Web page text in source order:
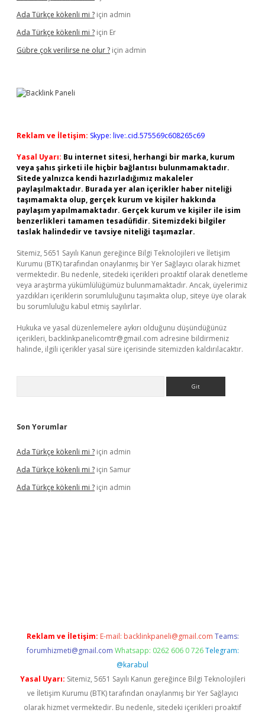
Ada Türkçe kökenli mi ? için admin
Ada Türkçe kökenli mi ? için Er
Gübre çok verilirse ne olur ? için admin
Reklam ve İletişim: Skype: live:.cid.575569c608265c69
Yasal Uyarı: Bu internet sitesi, herhangi bir marka, kurum
veya şahıs şirketi ile hiçbir bağlantısı bulunmamaktadır.
Sitede yalnızca kendi hazırladığımız makaleler
paylaşılmaktadır. Burada yer alan içerikler haber niteliği
taşımamakta olup, gerçek kurum ve kişiler hakkında
paylaşım yapılmamaktadır. Gerçek kurum ve kişiler ile isim
benzerlikleri tamamen tesadüfidir. Sitemizdeki bilgiler
taslak halindedir ve tavsiye niteliği taşımazlar.
Sitemiz, 5651 Sayılı Kanun gereğince Bilgi Teknolojileri ve İletişim
Kurumu (BTK) tarafından onaylanmış bir Yer Sağlayıcı olarak hizmet
vermektedir. Bu nedenle, sitedeki içerikleri proaktif olarak denetleme
veya araştırma yükümlülüğümüz bulunmamaktadır. Ancak, üyelerimiz
yazdıkları içeriklerin sorumluluğunu taşımakta olup, siteye üye olarak
bu sorumluluğu kabul etmiş sayılırlar.
Hukuka ve yasal düzenlemelere aykırı olduğunu düşündüğünüz
içerikleri, backlinkpanelicomtr@gmail.com adresine bildirmeniz
halinde, ilgili içerikler yasal süre içerisinde sitemizden kaldırılacaktır.
Son Yorumlar
Ada Türkçe kökenli mi ? için admin
Ada Türkçe kökenli mi ? için Samur
Ada Türkçe kökenli mi ? için admin
Reklam ve İletişim: E-mail: backlinkpaneli@gmail.com Teams:
forumhizmeti@gmail.com Whatsapp: 0262 606 0 726 Telegram:
@karabul
Yasal Uyarı: Sitemiz, 5651 Sayılı Kanun gereğince Bilgi Teknolojileri
ve İletişim Kurumu (BTK) tarafından onaylanmış bir Yer Sağlayıcı
olarak hizmet vermektedir. Bu nedenle, sitedeki içerikleri proaktif